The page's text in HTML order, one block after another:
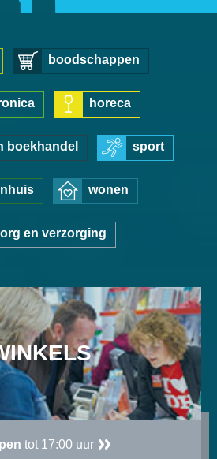
boodschappen
horeca
boekhandel sport
wonen
en verzorging
tot 17:00 uur